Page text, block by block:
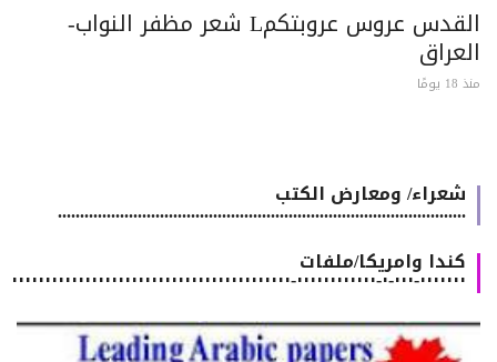
القدس عروس عروبتكمL شعر مظفر النواب-
شعراء/ ومعارض الكتب
............................................................................................
كندا وامريكا/ملفات
٠٠٠٠٠٠٠-٠٠٠-٠-٠٠٠٠٠٠٠٠٠٠٠٠-٠٠٠٠٠٠٠٠٠٠٠٠٠٠٠٠٠٠٠٠٠٠٠٠٠٠٠٠٠٠٠٠٠٠٠٠٠٠٠٠٠٠